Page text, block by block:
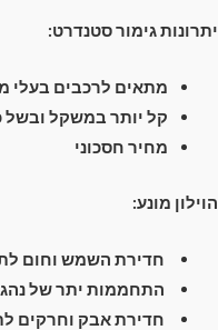
יתרונות גימור סטנדרט:
מתאים לרכבים בעלי
קל יותר במשקל ובשל
מחיר חסכוני
הוילון מונע:
חדירת השמש וחום
התחממות יתר של נהג
חדירת אבק וחרקים